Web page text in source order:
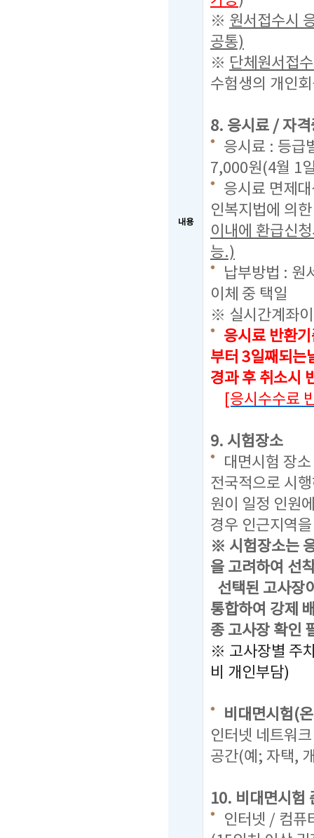
내용
※ 원서접수시
공통)
※ 단체원서접
수험생의 개인
8. 응시료 / 자
응시료 : 등급
7,000원(4월 1
응시료 면제
인복지법에 의
이내에 환급신
능.)
납부방법 : 원
이체 중 택일
※ 실시간계좌
응시료 반환
부터 3일째되는
경과 후 취소시
[응시수수료
9. 시험장소
대면시험 장소
전국적으로 시
원이 일정 인원
경우 인근지역
※ 시험장소는
을 고려하여 선
선택된 고사장
통합하여 강제
종 고사장 확인
※ 고사장별 주
비 개인부담)
비대면시험(
인터넷 네트워
공간(예; 자택,
10. 비대면시험
인터넷 / 컴퓨